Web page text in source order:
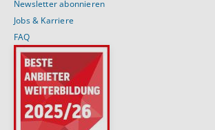
Newsletter abonnieren
Jobs & Karriere
FAQ